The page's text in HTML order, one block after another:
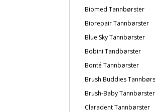
Biomed Tannbørster
Biorepair Tannbørster
Blue Sky Tannbørster
Bobini Tandbørster
Bonté Tannbørster
Brush Buddies
Brush-Baby Tannbørster
Claradent Tannbørster